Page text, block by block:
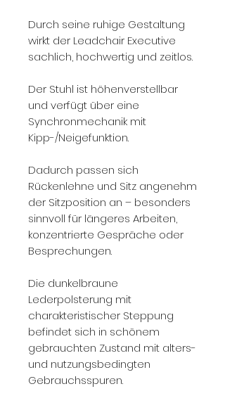
Durch seine ruhige Gestaltung
wirkt der Leadchair Executive
sachlich, hochwertig und zeitlos.
Der Stuhl ist höhenverstellbar
und verfügt über eine
Synchronmechanik mit
Kipp-/Neigefunktion.
Dadurch passen sich
Rückenlehne und Sitz angenehm
der Sitzposition an – besonders
sinnvoll für längeres Arbeiten,
konzentrierte Gespräche oder
Besprechungen.
Die dunkelbraune
Lederpolsterung mit
charakteristischer Steppung
befindet sich in schönem
gebrauchten Zustand mit alters-
und nutzungsbedingten
Gebrauchsspuren.